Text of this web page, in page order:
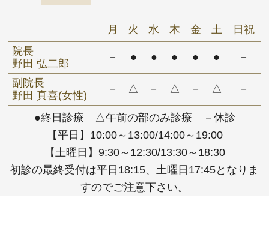
●終日診療 △午前の部のみ診療 －休診
【平日】10:00～13:00/14:00～19:00
【土曜日】9:30～12:30/13:30～18:30
初診の最終受付は平日18:15、土曜日17:45となりま
すのでご注意下さい。
月 火 水 木 金 土
日祝
院長
野田 弘二郎
－ ● ● ● ● ● －
副院長
野田 真喜(女性)
－ △ － △ － △ －